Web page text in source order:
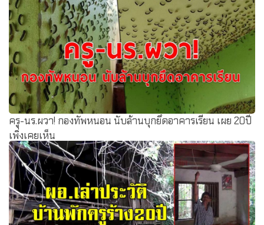
ครู-นร.ผวา! กองทัพหนอน นับล้านบุกยึดอาคารเรียน เผย 20ปี
เพิ่งเคยเห็น